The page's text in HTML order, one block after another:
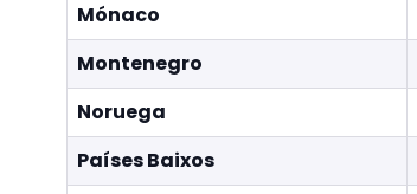
Mónaco
Montenegro
Noruega
Países Baixos